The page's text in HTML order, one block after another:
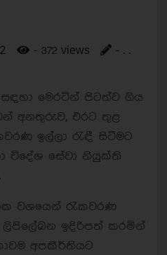
- 372 views - . .
මෙරටින් පිටත්ව ගිය
අනතුරුව, එරට තුළ
ඉල්ලා රැඳී සිටීමට
විදේශ සේවා නියුක්ති
වශයෙන් රැකවරණ
ලිපිලේඛන ඉදිරිපත් කරමින්
අපකීර්තියට